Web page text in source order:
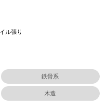
ル張り
鉄骨系
木造